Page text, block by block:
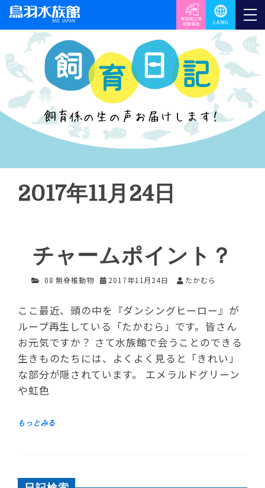
2017年11月24日
チャームポイント？
08 無脊椎動物 2017年11月24日 たかむら
ここ最近、頭の中を『ダンシングヒーロー』が
ループ再生している「たかむら」です。皆さん
お元気ですか？ さて水族館で会うことのできる
生きものたちには、よくよく見ると「きれい」
な部分が隠されています。 エメラルドグリーン
や虹色